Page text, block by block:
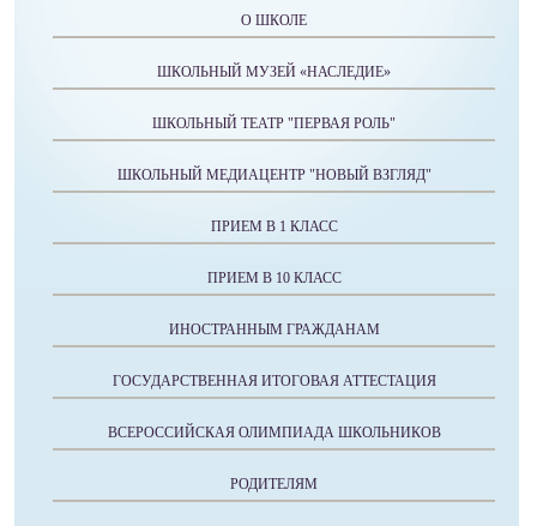
О ШКОЛЕ
ШКОЛЬНЫЙ МУЗЕЙ «НАСЛЕДИЕ»
ШКОЛЬНЫЙ ТЕАТР "ПЕРВАЯ РОЛЬ"
ШКОЛЬНЫЙ МЕДИАЦЕНТР "НОВЫЙ ВЗГЛЯД"
ПРИЕМ В 1 КЛАСС
ПРИЕМ В 10 КЛАСС
ИНОСТРАННЫМ ГРАЖДАНАМ
ГОСУДАРСТВЕННАЯ ИТОГОВАЯ АТТЕСТАЦИЯ
ВСЕРОССИЙСКАЯ ОЛИМПИАДА ШКОЛЬНИКОВ
РОДИТЕЛЯМ